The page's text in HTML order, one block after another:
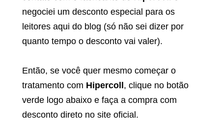
negociei um desconto especial para os
leitores aqui do blog (só não sei dizer por
quanto tempo o desconto vai valer).
Então, se você quer mesmo começar o
tratamento com Hipercoll , clique no botão
verde logo abaixo e faça a compra com
desconto direto no site oficial.